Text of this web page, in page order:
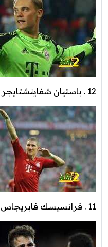
12 . باستيان شفاينشتايجر
11 . فرانسيسك فابريجاس